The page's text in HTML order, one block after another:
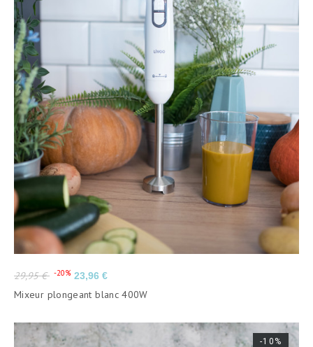
Prix
de
base
29,95 € -20% Prix
23,96 €
Mixeur plongeant blanc 400W
-10%